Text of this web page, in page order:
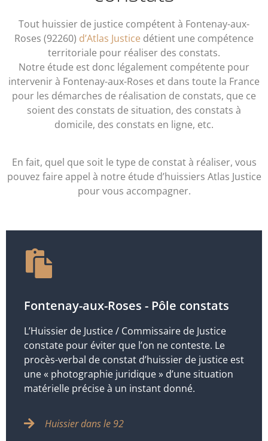
Tout huissier de justice compétent à Fontenay-aux-
Roses (92260) d’Atlas Justice détient une compétence
territoriale pour réaliser des constats.
Notre étude est donc légalement compétente pour
intervenir à Fontenay-aux-Roses et dans toute la France
pour les démarches de réalisation de constats, que ce
soient des constats de situation, des constats à
domicile, des constats en ligne, etc.
En fait, quel que soit le type de constat à réaliser, vous
pouvez faire appel à notre étude d’huissiers Atlas Justice
pour vous accompagner.
Fontenay-aux-Roses - Pôle constats
L’Huissier de Justice / Commissaire de Justice
constate pour éviter que l’on ne conteste. Le
procès-verbal de constat d’huissier de justice est
une « photographie juridique » d’une situation
matérielle précise à un instant donné.
Huissier dans le 92